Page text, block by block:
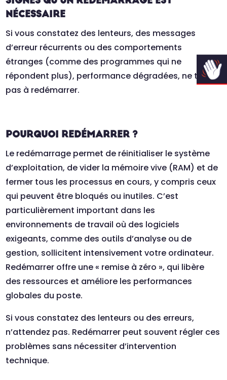
NÉCESSAIRE
Si vous constatez des lenteurs, des messages
d’erreur récurrents ou des comportements
étranges (comme des programmes qui ne
répondent plus), performance dégradées, ne tardez
pas à redémarrer.
POURQUOI REDÉMARRER ?
Le redémarrage permet de réinitialiser le système
d’exploitation, de vider la mémoire vive (RAM) et de
fermer tous les processus en cours, y compris ceux
qui peuvent être bloqués ou inutiles. C’est
particulièrement important dans les
environnements de travail où des logiciels
exigeants, comme des outils d’analyse ou de
gestion, sollicitent intensivement votre ordinateur.
Redémarrer offre une « remise à zéro », qui libère
des ressources et améliore les performances
globales du poste.
Si vous constatez des lenteurs ou des erreurs,
n’attendez pas. Redémarrer peut souvent régler ces
problèmes sans nécessiter d’intervention
technique.